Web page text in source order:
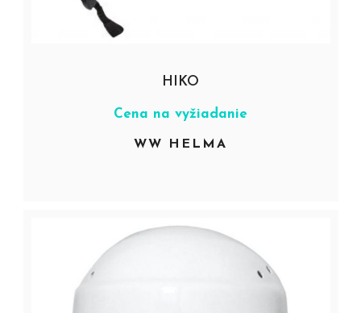
HIKO
Cena na vyžiadanie
WW HELMA